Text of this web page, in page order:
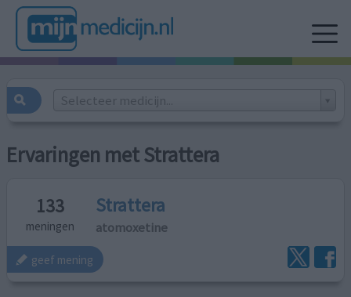
Selecteer medicijn...
Ervaringen met Strattera
133
meningen
Strattera
atomoxetine
geef mening